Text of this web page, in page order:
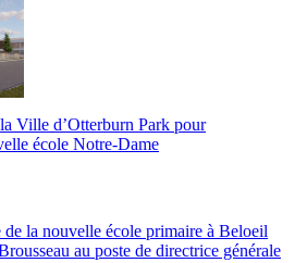
Ville d’Otterburn Park pour
école Notre-Dame
de la nouvelle école primaire à Beloeil
au poste de directrice générale